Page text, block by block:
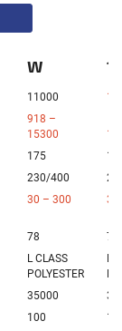
W
11000
918 –
15300
175
230/400
30 – 300
30
78 78
L CLASS
POLYESTER
L
35000
100